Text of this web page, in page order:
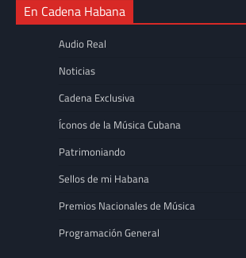
En Cadena Habana
Audio Real
Noticias
Cadena Exclusiva
Íconos de la Música Cubana
Patrimoniando
Sellos de mi Habana
Premios Nacionales de Música
Programación General